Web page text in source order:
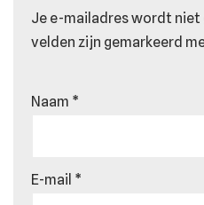
Je e-mailadres wordt niet
velden zijn gemarkeerd
Naam *
E-mail *